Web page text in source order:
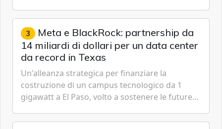
gestione continua del rischio.
3 Meta e BlackRock: partnership da
14 miliardi di dollari per un data center
da record in Texas
Un'alleanza strategica per finanziare la
costruzione di un campus tecnologico da 1
gigawatt a El Paso, volto a sostenere le future
artificiale dell'azienda di Mark Zuckerberg.